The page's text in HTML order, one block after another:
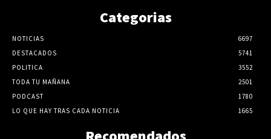
Categorias
NOTICIAS
6697
DESTACADOS
5741
POLITICA
3552
TODA TU MAÑANA
2501
PODCAST
1780
LO QUE HAY TRAS CADA NOTICIA
1665